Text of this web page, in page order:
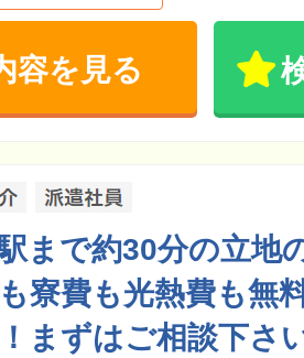
容を見る
まで約30分の立地
寮費も光熱費も無
まずはご相談下さ